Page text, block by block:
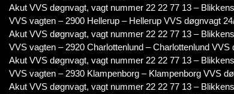
Akut VVS døgnvagt, vagt nummer 22 22 77 13 –
VVS vagten – 2900 Hellerup – Hellerup VVS døgnvagt
Akut VVS døgnvagt, vagt nummer 22 22 77 13 –
VVS vagten – 2920 Charlottenlund – Charlottenlund
Akut VVS døgnvagt, vagt nummer 22 22 77 13 –
VVS vagten – 2930 Klampenborg – Klampenborg VVS
Akut VVS døgnvagt, vagt nummer 22 22 77 13 –